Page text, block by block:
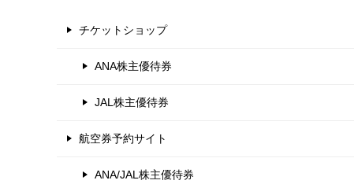
チケットショップ
ANA株主優待券
JAL株主優待券
航空券予約サイト
ANA/JAL株主優待券